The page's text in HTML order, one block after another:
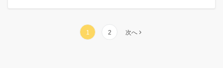
1 2 次へ